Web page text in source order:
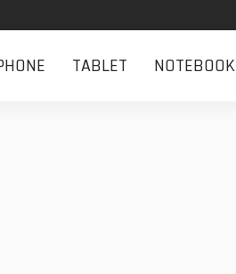
TABLET NOTEBOOK